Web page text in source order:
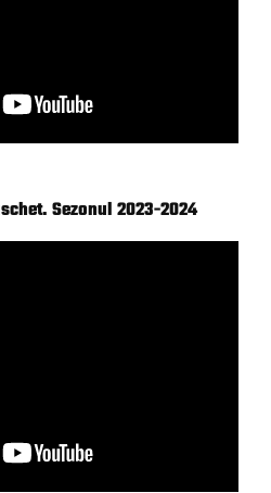
Sezonul 2023-2024